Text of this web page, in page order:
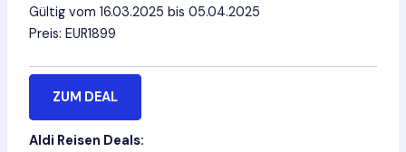
Gültig vom 16.03.2025 bis 05.04.2025
Preis: EUR1899
ZUM DEAL
Aldi Reisen Deals: